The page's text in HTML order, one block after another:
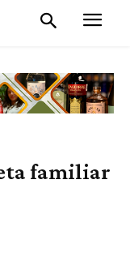
familiar